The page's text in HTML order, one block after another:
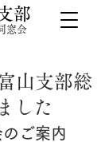
部
窓会
山支部総
した
ご案内